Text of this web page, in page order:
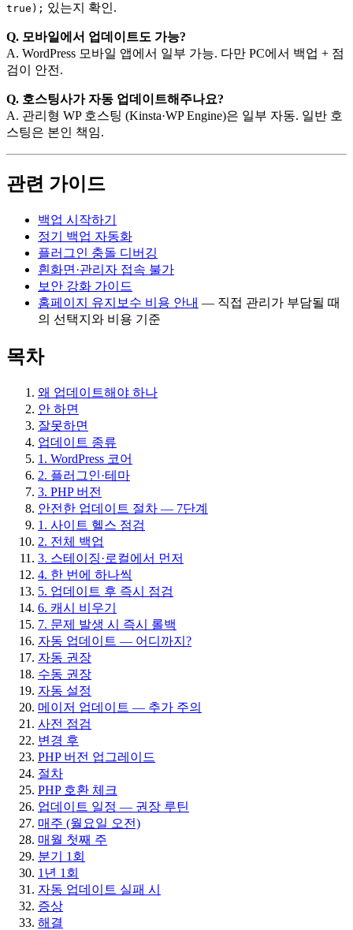
true); 있는지 확인.
Q. 모바일에서 업데이트도 가능?
A. WordPress 모바일 앱에서 일부 가능. 다만 PC에서 백업 + 점
검이 안전.
Q. 호스팅사가 자동 업데이트해주나요?
A. 관리형 WP 호스팅 (Kinsta·WP Engine)은 일부 자동. 일반 호
스팅은 본인 책임.
관련 가이드
백업 시작하기
정기 백업 자동화
플러그인 충돌 디버깅
흰화면·관리자 접속 불가
보안 강화 가이드
홈페이지 유지보수 비용 안내 — 직접 관리가 부담될 때
의 선택지와 비용 기준
목차
왜 업데이트해야 하나
안 하면
잘못하면
업데이트 종류
1. WordPress 코어
2. 플러그인·테마
3. PHP 버전
안전한 업데이트 절차 — 7단계
1. 사이트 헬스 점검
2. 전체 백업
3. 스테이징·로컬에서 먼저
4. 한 번에 하나씩
5. 업데이트 후 즉시 점검
6. 캐시 비우기
7. 문제 발생 시 즉시 롤백
자동 업데이트 — 어디까지?
자동 권장
수동 권장
자동 설정
메이저 업데이트 — 추가 주의
사전 점검
변경 후
PHP 버전 업그레이드
절차
PHP 호환 체크
업데이트 일정 — 권장 루틴
매주 (월요일 오전)
매월 첫째 주
분기 1회
1년 1회
자동 업데이트 실패 시
증상
해결